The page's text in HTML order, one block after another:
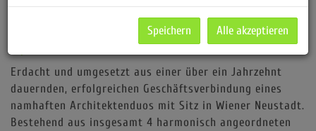
Wohnen heißt: die Verbindung
Erdacht und umgesetzt aus einer über ein Jahrzehnt
dauernden, erfolgreichen Geschäftsverbindung eines
namhaften Architektenduos mit Sitz in Wiener Neustadt.
Bestehend aus insgesamt 4 harmonisch angeordneten
Speichern Alle akzeptieren